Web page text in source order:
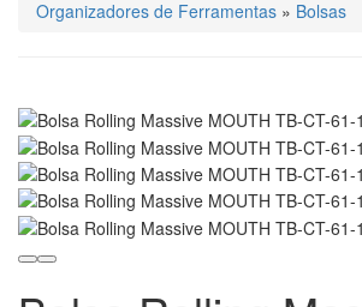
Organizadores de Ferramentas » Bolsas